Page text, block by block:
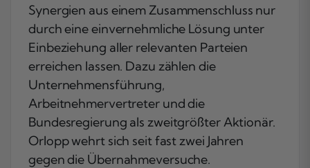
Synergien aus einem Zusammenschluss nur
durch eine einvernehmliche Lösung unter
Einbeziehung aller relevanten Parteien
erreichen lassen. Dazu zählen die
Unternehmensführung,
Arbeitnehmervertreter und die
Bundesregierung als zweitgrößter Aktionär.
Orlopp wehrt sich seit fast zwei Jahren
gegen die Übernahmeversuche.